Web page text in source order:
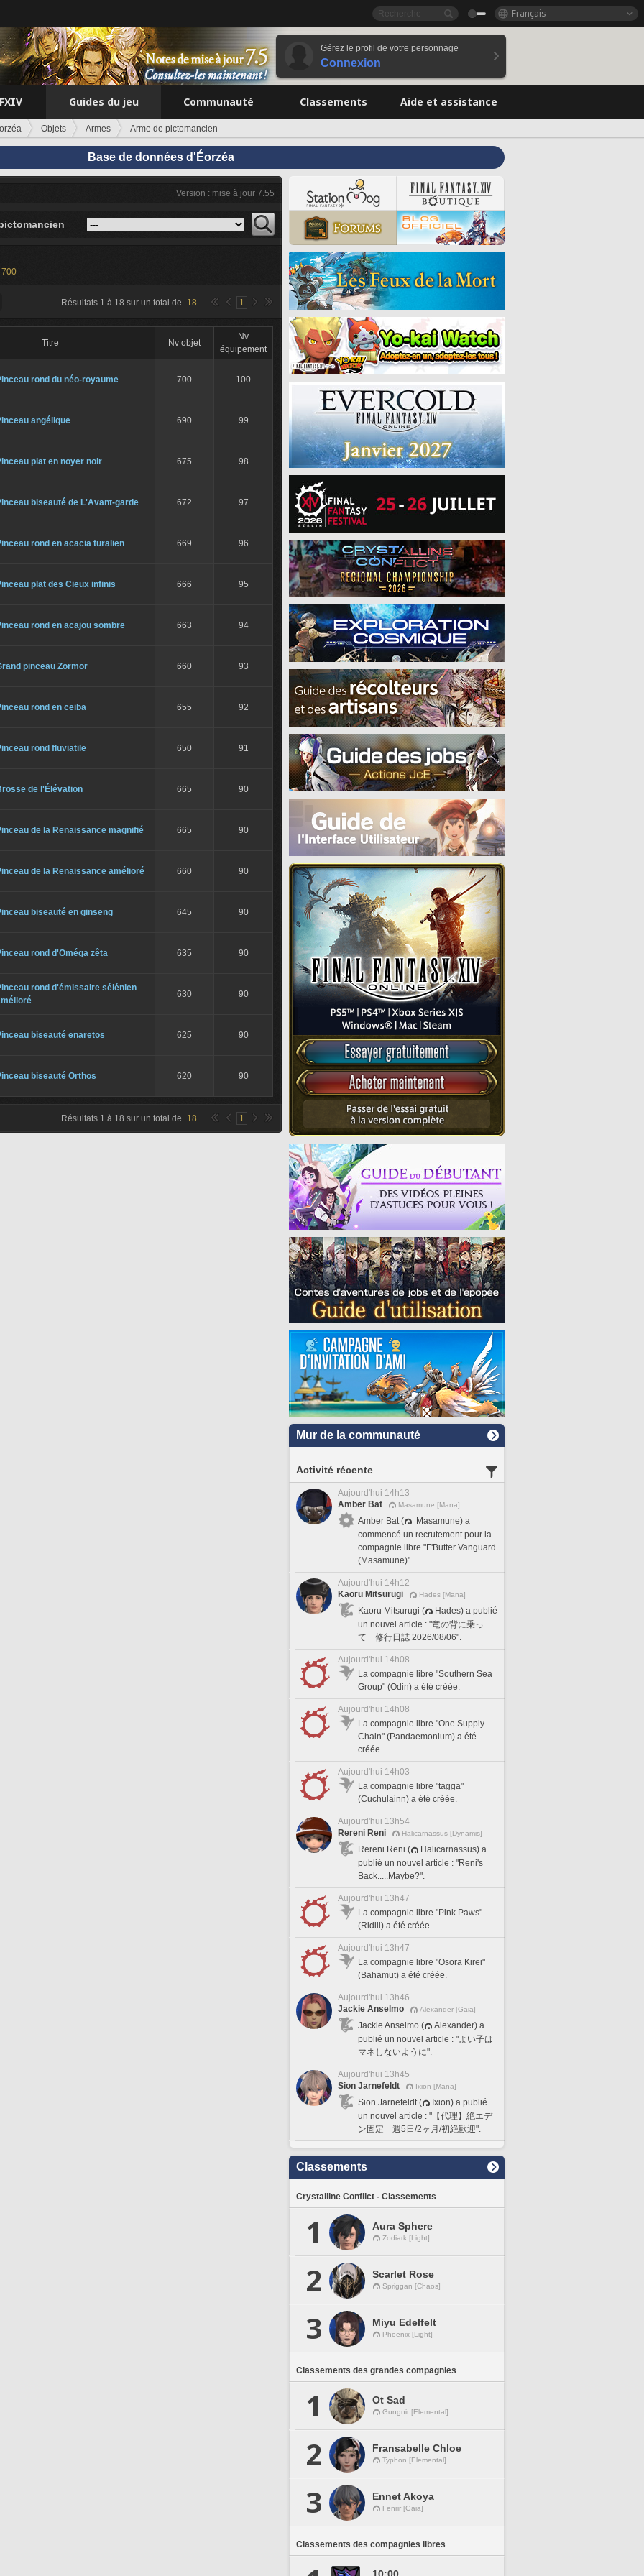
Français
Gérez le profil de votre personnage
Connexion
Guides du jeu Communauté Classements Aide et assistance
Objets Armes Arme de pictomancien
Base de données d'Éorzéa
Version : mise à jour 7.55
Résultats 1 à 18 sur un total de 18 1
Titre Nv objet
Nv
équipement
rond du néo-royaume 700 100
angélique 690 99
plat en noyer noir 675 98
biseauté de L'Avant-garde 672 97
rond en acacia turalien 669 96
plat des Cieux infinis 666 95
rond en acajou sombre 663 94
pinceau Zormor 660 93
rond en ceiba 655 92
rond fluviatile 650 91
de l'Élévation 665 90
de la Renaissance magnifié 665 90
de la Renaissance amélioré 660 90
biseauté en ginseng 645 90
rond d'Oméga zêta 635 90
rond d'émissaire sélénien
630 90
biseauté enaretos 625 90
biseauté Orthos 620 90
Résultats 1 à 18 sur un total de 18 1
Mur de la communauté
Activité récente
Aujourd'hui 14h13
Amber Bat
Masamune [Mana]
Amber Bat (
Masamune) a
commencé un recrutement pour la
compagnie libre "F'Butter Vanguard
(Masamune)".
Aujourd'hui 14h12
Kaoru Mitsurugi
Hades [Mana]
Kaoru Mitsurugi (
Hades) a publié
un nouvel article : "竜の背に乗っ
て 修行日誌 2026/08/06".
Aujourd'hui 14h08
La compagnie libre "Southern Sea
Group" (Odin) a été créée.
Aujourd'hui 14h08
La compagnie libre "One Supply
Chain" (Pandaemonium) a été
créée.
Aujourd'hui 14h03
La compagnie libre "tagga"
(Cuchulainn) a été créée.
Aujourd'hui 13h54
Rereni Reni
Halicarnassus [Dynamis]
Rereni Reni (
Halicarnassus) a
publié un nouvel article : "Reni's
Back.....Maybe?".
Aujourd'hui 13h47
La compagnie libre "Pink Paws"
(Ridill) a été créée.
Aujourd'hui 13h47
La compagnie libre "Osora Kirei"
(Bahamut) a été créée.
Aujourd'hui 13h46
Jackie Anselmo
Alexander [Gaia]
Jackie Anselmo (
Alexander) a
publié un nouvel article : "よい子は
マネしないように".
Aujourd'hui 13h45
Sion Jarnefeldt
Ixion [Mana]
Sion Jarnefeldt (
Ixion) a publié
un nouvel article : "【代理】絶エデ
ン固定 週5日/2ヶ月/初絶歓迎".
Classements
Crystalline Conflict - Classements
1 Aura Sphere
Zodiark [Light]
2 Scarlet Rose
Spriggan [Chaos]
3 Miyu Edelfelt
Phoenix [Light]
Classements des grandes compagnies
1 Ot Sad
Gungnir [Elemental]
2 Fransabelle Chloe
Typhon [Elemental]
3 Ennet Akoya
Fenrir [Gaia]
Classements des compagnies libres